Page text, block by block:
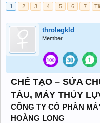
1 2 3 4 5 6 7
throlegkld
Member
CHẾ TẠO – SỬA
TÀU, MÁY THỦY
CÔNG TY CỔ PHẦN
HOÀNG LONG